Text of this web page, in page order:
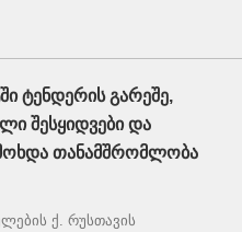
ტენდერის გარეშე,
შესყიდვები და
თანამშრომლობა
ქ. რუსთავის